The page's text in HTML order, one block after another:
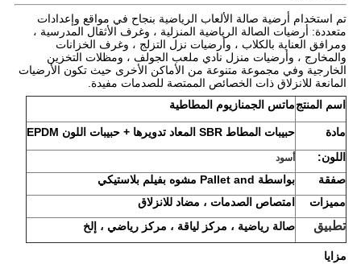
تم استخدام أرضية صالة الألعاب الرياضية بنجاح في مواقع وإعدادات
متعددة: أرضيات الصالة الرياضية المنزلية ، وغرف الأثقال المدرسية ،
ومرافق العناية بالكلاب ، وأرضيات نزل التزلج ، وغرف الخزانات
والمخارج ، وأرضيات منزل نادي ملعب الجولف ، ومظلات التخزين
الخارجية وفي مجموعة متنوعة من الأماكن الأخرى حيث تكون الأرضيات
المانعة للانزلاق ذات الخصائص الممتصة للصدمات مفيدة.
اسم المنتجماتس الجمنازيوم المطاطية
مادة
حبيبات المطاط SBR المعاد تدويرها + حبيبات اللون EPDM
اللون:
أسود
صفقة بواسطة Pallet and مشوه بفيلم بلاستيكي
مميزات
امتصاص الصدمات ، مضاد للانزلاق
تطبيق صالة رياضية ، مركز لياقة ، مركز رياضي ، إلخ
مزايا